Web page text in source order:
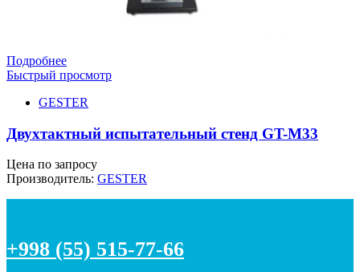
Подробнее
Быстрый просмотр
GESTER
Двухтактный испытательный стенд GT-M33
Цена по запросу
Производитель: GESTER
+998 (55) 515-77-66